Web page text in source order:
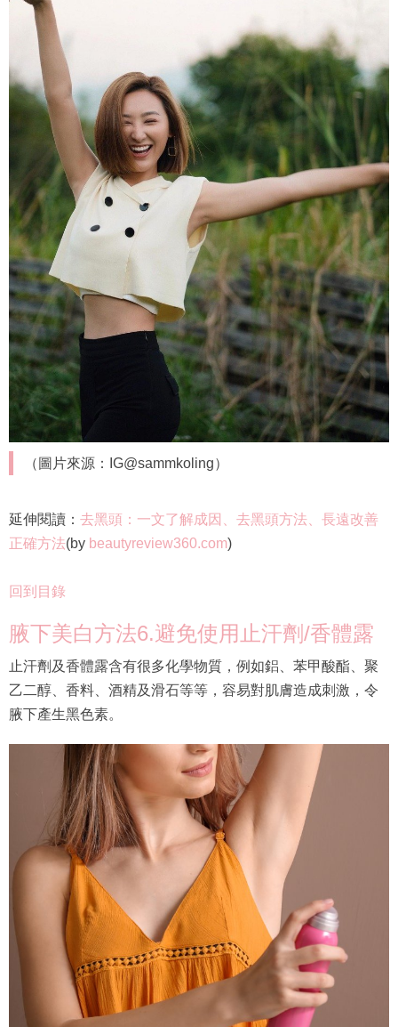
（圖片來源：IG@sammkoling）
延伸閱讀： 去黑頭：一文了解成因、去黑頭方法、長遠改善
正確方法(by beautyreview360.com)
回到目錄
腋下美白方法6.避免使用止汗劑/香體露
止汗劑及香體露含有很多化學物質，例如鋁、苯甲酸酯、聚
乙二醇、香料、酒精及滑石等等，容易對肌膚造成刺激，令
腋下產生黑色素。